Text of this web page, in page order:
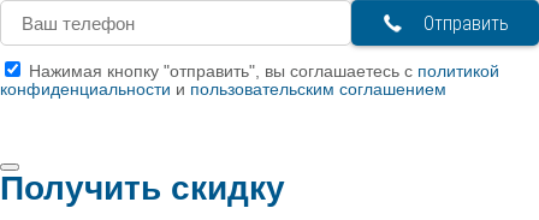
Нажимая кнопку "отправить", вы соглашаетесь с политикой
конфиденциальности и пользовательским соглашением
Получить скидку